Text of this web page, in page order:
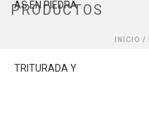
PRODUCTOS
INICIO /